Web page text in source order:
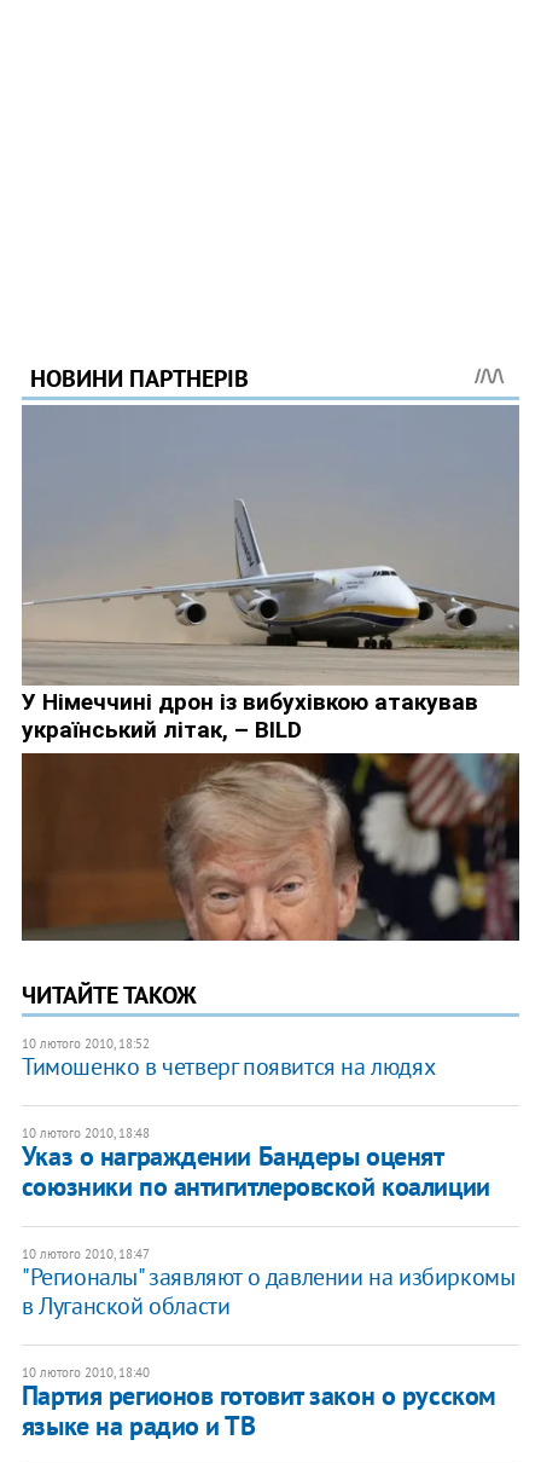
ЧИТАЙТЕ ТАКОЖ
10 лютого 2010, 18:52
Тимошенко в четверг появится на людях
10 лютого 2010, 18:48
Указ о награждении Бандеры оценят
союзники по антигитлеровской коалиции
10 лютого 2010, 18:47
"Регионалы" заявляют о давлении на избиркомы
в Луганской области
10 лютого 2010, 18:40
Партия регионов готовит закон о русском
языке на радио и ТВ